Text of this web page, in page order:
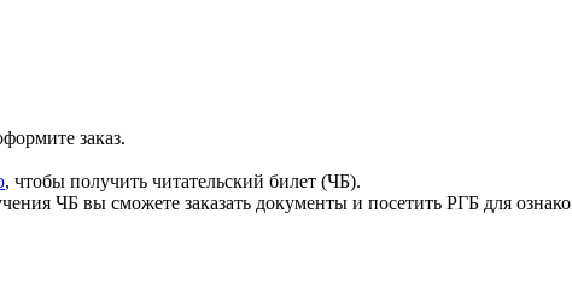
заказ.
, чтобы получить читательский билет (ЧБ).
ЧБ вы сможете заказать документы и посетить РГБ для